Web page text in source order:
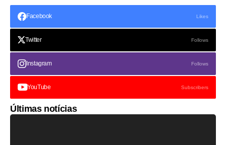
Facebook Likes
Twitter Follows
Instagram Follows
YouTube Subscribers
Últimas notícias